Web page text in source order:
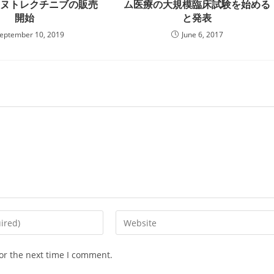
トレクチニブの販売
開始
10, 2019
ム医療の大規模臨床試験を始める
と発表
June 6, 2017
Enter
your
the next time I comment.